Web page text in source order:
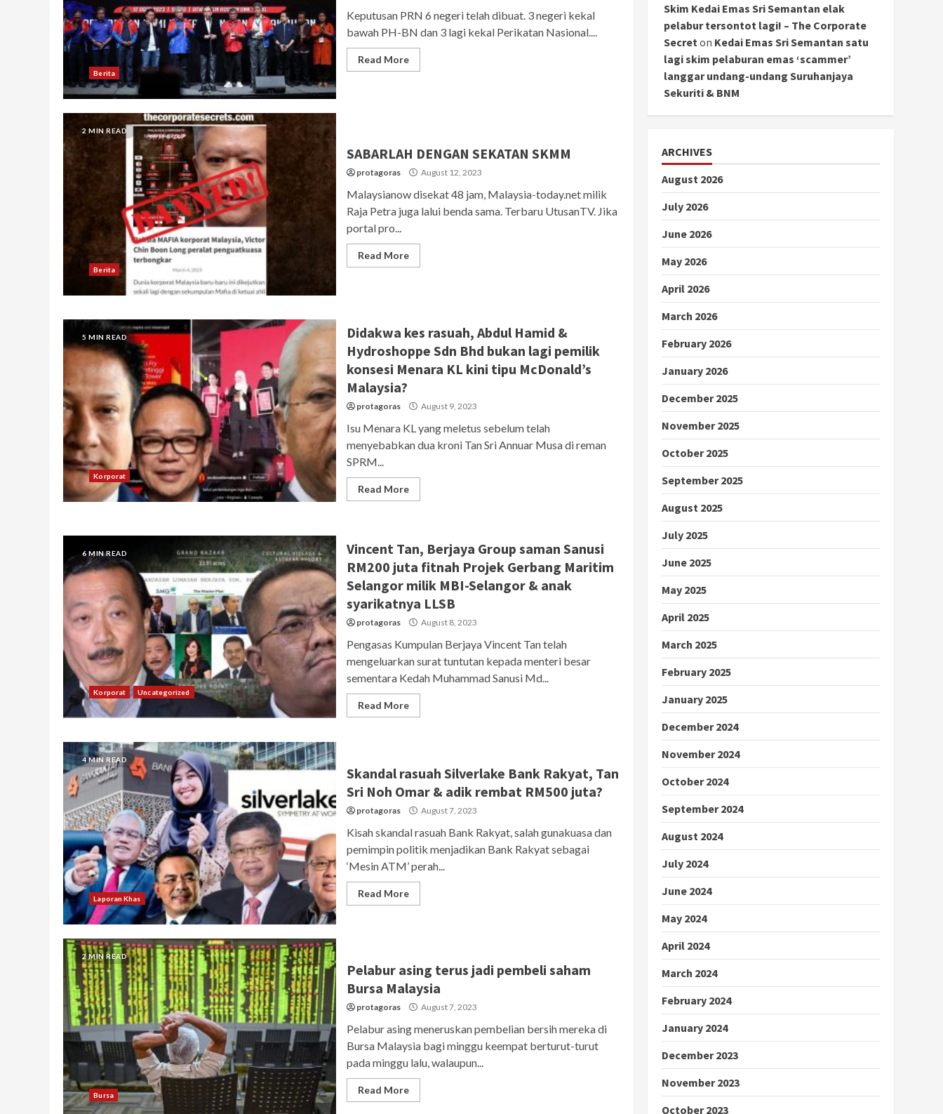
Berita
Keputusan PRN 6 negeri telah dibuat. 3 negeri kekal
bawah PH-BN dan 3 lagi kekal Perikatan Nasional....
Read More
2 MIN READ
Berita
SABARLAH DENGAN SEKATAN SKMM
protagoras August 12, 2023
Malaysianow disekat 48 jam, Malaysia-today.net milik
Raja Petra juga lalui benda sama. Terbaru UtusanTV. Jika
portal pro...
Read More
5 MIN READ
Korporat
Didakwa kes rasuah, Abdul Hamid &
Hydroshoppe Sdn Bhd bukan lagi pemilik
konsesi Menara KL kini tipu McDonald’s
Malaysia?
protagoras August 9, 2023
Isu Menara KL yang meletus sebelum telah
menyebabkan dua kroni Tan Sri Annuar Musa di reman
SPRM...
Read More
6 MIN READ
Korporat Uncategorized
Vincent Tan, Berjaya Group saman Sanusi
RM200 juta fitnah Projek Gerbang Maritim
Selangor milik MBI-Selangor & anak
syarikatnya LLSB
protagoras August 8, 2023
Pengasas Kumpulan Berjaya Vincent Tan telah
mengeluarkan surat tuntutan kepada menteri besar
sementara Kedah Muhammad Sanusi Md...
Read More
4 MIN READ
Laporan Khas
Skandal rasuah Silverlake Bank Rakyat, Tan
Sri Noh Omar & adik rembat RM500 juta?
protagoras August 7, 2023
Kisah skandal rasuah Bank Rakyat, salah gunakuasa dan
pemimpin politik menjadikan Bank Rakyat sebagai
‘Mesin ATM’ perah...
Read More
2 MIN READ
Bursa
Pelabur asing terus jadi pembeli saham
Bursa Malaysia
protagoras August 7, 2023
Pelabur asing meneruskan pembelian bersih mereka di
Bursa Malaysia bagi minggu keempat berturut-turut
pada minggu lalu, walaupun...
Read More
Skim Kedai Emas Sri Semantan elak
pelabur tersontot lagi! – The Corporate
Secret on Kedai Emas Sri Semantan satu
lagi skim pelaburan emas ‘scammer’
langgar undang-undang Suruhanjaya
Sekuriti & BNM
ARCHIVES
August 2026
July 2026
June 2026
May 2026
April 2026
March 2026
February 2026
January 2026
December 2025
November 2025
October 2025
September 2025
August 2025
July 2025
June 2025
May 2025
April 2025
March 2025
February 2025
January 2025
December 2024
November 2024
October 2024
September 2024
August 2024
July 2024
June 2024
May 2024
April 2024
March 2024
February 2024
January 2024
December 2023
November 2023
October 2023